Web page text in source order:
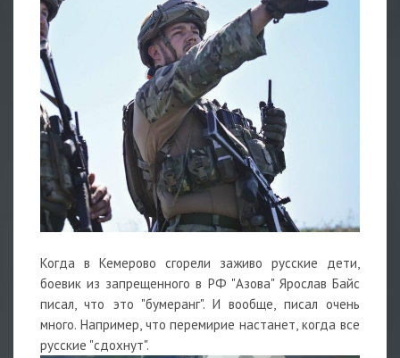
Когда в Кемерово сгорели заживо русские дети,
боевик из запрещенного в РФ "Азова" Ярослав Байс
писал, что это "бумеранг". И вообще, писал очень
много. Например, что перемирие настанет, когда все
русские "сдохнут".